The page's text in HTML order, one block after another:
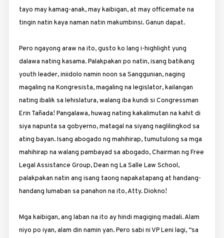
tayo may kamag-anak, may kaibigan, at may officemate na
tingin natin kaya naman natin makumbinsi. Ganun dapat.
Pero ngayong araw na ito, gusto ko lang i-highlight yung
dalawa nating kasama. Palakpakan po natin, isang batikang
youth leader, iniidolo namin noon sa Sanggunian, naging
magaling na Kongresista, magaling na legislator, kailangan
nating ibalik sa lehislatura, walang iba kundi si Congressman
Erin Tañada! Pangalawa, huwag nating kakalimutan na kahit di
siya napunta sa gobyerno, matagal na siyang naglilingkod sa
ating bayan. Isang abogado ng mahihirap, tumutulong sa mga
mahihirap na walang pambayad sa abogado, Chairman ng Free
Legal Assistance Group, Dean ng La Salle Law School,
palakpakan natin ang isang taong napakatapang at handang-
handang lumaban sa panahon na ito, Atty. Diokno!
Mga kaibigan, ang laban na ito ay hindi magiging madali. Alam
niyo po iyan, alam din namin yan. Pero sabi ni VP Leni lagi, “sa